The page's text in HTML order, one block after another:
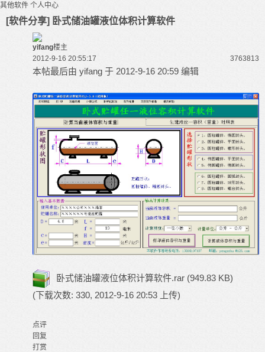
其他软件 个人中心
[软件分享] 卧式储油罐液位体积计算软件
yifang楼主
2012-9-16 20:55:17
3763813
本帖最后由 yifang 于 2012-9-16 20:59 编辑
卧式储油罐液位体积计算软件.rar (949.83 KB)
(下载次数: 330, 2012-9-16 20:53 上传)
点评
回复
打赏